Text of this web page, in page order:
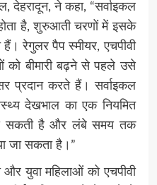
देहरादून, ने कहा, “सर्वाइकल
है, शुरुआती चरणों में इसके
रेगुलर पैप स्मीयर, एचपीवी
को बीमारी बढ़ने से पहले उसे
प्रदान करते हैं। सर्वाइकल
देखभाल का एक नियमित
सकती है और लंबे समय तक
जा सकता है।”
और युवा महिलाओं को एचपीवी